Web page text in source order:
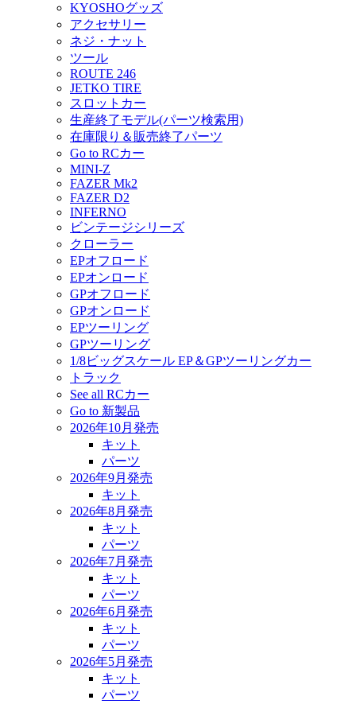
KYOSHOグッズ
アクセサリー
ネジ・ナット
ツール
ROUTE 246
JETKO TIRE
スロットカー
生産終了モデル(パーツ検索用)
在庫限り＆販売終了パーツ
Go to RCカー
MINI-Z
FAZER Mk2
FAZER D2
INFERNO
ビンテージシリーズ
クローラー
EPオフロード
EPオンロード
GPオフロード
GPオンロード
EPツーリング
GPツーリング
1/8ビッグスケール EP＆GPツーリングカー
トラック
See all RCカー
Go to 新製品
2026年10月発売
キット
パーツ
2026年9月発売
キット
2026年8月発売
キット
パーツ
2026年7月発売
キット
パーツ
2026年6月発売
キット
パーツ
2026年5月発売
キット
パーツ